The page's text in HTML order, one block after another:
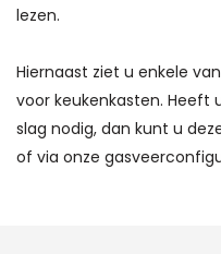
lezen.
Hiernaast ziet u enkele
voor keukenkasten. Heeft
slag nodig, dan kunt u
of via onze